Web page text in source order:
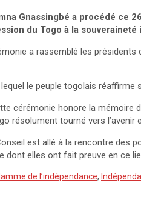
Gnassingbé a procédé ce
du Togo à la
a rassemblé les
le peuple togolais réaffirme
cérémonie honore la mémoire
résolument tourné vers
est allé à la rencontre des
dont elles ont fait preuve en ce
de l’indépendance,